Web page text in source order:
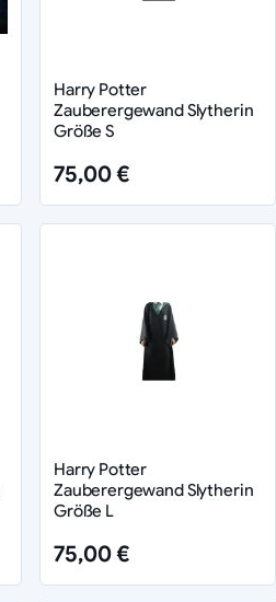
Harry Potter
Zauberergewand Slytherin
Größe S
75,00 €
Harry Potter
Zauberergewand Slytherin
Größe L
75,00 €